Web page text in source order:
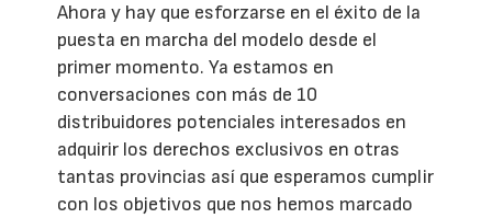
Ahora y hay que esforzarse en el éxito de la
puesta en marcha del modelo desde el
primer momento. Ya estamos en
conversaciones con más de 10
distribuidores potenciales interesados en
adquirir los derechos exclusivos en otras
tantas provincias así que esperamos cumplir
con los objetivos que nos hemos marcado